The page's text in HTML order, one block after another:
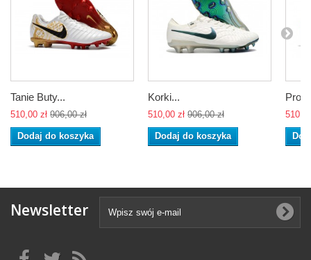
Tanie Buty...
510,00 zł 906,00 zł
Dodaj do koszyka
Korki...
510,00 zł 906,00 zł
Dodaj do koszyka
Newsletter